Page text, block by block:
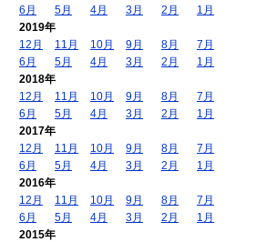
6月
5月 4月 3月 2月
1月
2019年
12月
11月 10月 9月 8月
7月
6月
5月 4月 3月 2月
1月
2018年
12月
11月 10月 9月 8月
7月
6月
5月 4月 3月 2月
1月
2017年
12月
11月 10月 9月 8月
7月
6月
5月 4月 3月 2月
1月
2016年
12月
11月 10月 9月 8月
7月
6月
5月 4月 3月 2月
1月
2015年